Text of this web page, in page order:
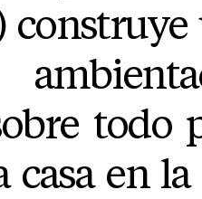
construye
todo
casa en